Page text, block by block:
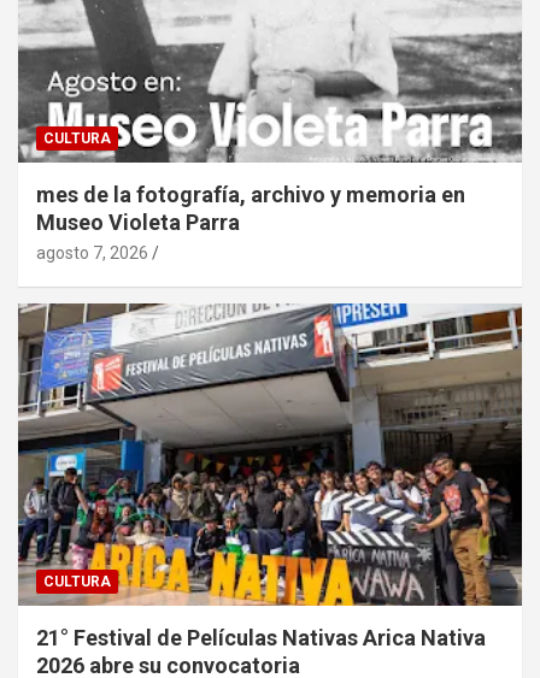
CULTURA
mes de la fotografía, archivo y memoria en
Museo Violeta Parra
agosto 7, 2026
CULTURA
21° Festival de Películas Nativas Arica Nativa
2026 abre su convocatoria